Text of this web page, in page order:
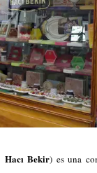
Hacı Bekir) es una